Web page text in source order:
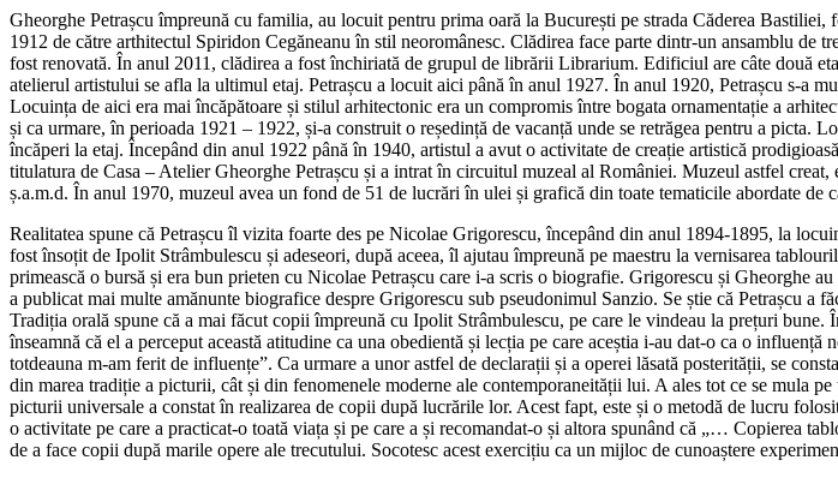
Gheorghe Petrașcu împreună cu familia, au locuit pentru prima oară la București pe strada Căderea
1912 de către arthitectul Spiridon Cegăneanu în stil neoromânesc. Clădirea face parte dintr-un ansamblu de
fost renovată. În anul 2011, clădirea a fost închiriată de grupul de librării Librarium. Edificiul are câte două
atelierul artistului se afla la ultimul etaj. Petrașcu a locuit aici până în anul 1927. În anul 1920, Petrașcu s-a
Locuința de aici era mai încăpătoare și stilul arhitectonic era un compromis între bogata ornamentație a
și ca urmare, în perioada 1921 – 1922, și-a construit o reședință de vacanță unde se retrăgea pentru a picta.
încăperi la etaj. Începând din anul 1922 până în 1940, artistul a avut o activitate de creație artistică
titulatura de Casa – Atelier Gheorghe Petrașcu și a intrat în circuitul muzeal al României. Muzeul astfel
ș.a.m.d. În anul 1970, muzeul avea un fond de 51 de lucrări în ulei și grafică din toate tematicile abordate
Realitatea spune că Petrașcu îl vizita foarte des pe Nicolae Grigorescu, începând din anul 1894-1895, la
fost însoțit de Ipolit Strâmbulescu și adeseori, după aceea, îl ajutau împreună pe maestru la vernisarea
primească o bursă și era bun prieten cu Nicolae Petrașcu care i-a scris o biografie. Grigorescu și Gheorghe
a publicat mai multe amănunte biografice despre Grigorescu sub pseudonimul Sanzio. Se știe că Petrașcu
Tradiția orală spune că a mai făcut copii împreună cu Ipolit Strâmbulescu, pe care le vindeau la prețuri
înseamnă că el a perceput această atitudine ca una obedientă și lecția pe care aceștia i-au dat-o ca o
totdeauna m-am ferit de influențe”. Ca urmare a unor astfel de declarații și a operei lăsată posterității, se
din marea tradiție a picturii, cât și din fenomenele moderne ale contemporaneității lui. A ales tot ce se mula
picturii universale a constat în realizarea de copii după lucrările lor. Acest fapt, este și o metodă de lucru
o activitate pe care a practicat-o toată viața și pe care a și recomandat-o și altora spunând că „… Copierea
de a face copii după marile opere ale trecutului. Socotesc acest exercițiu ca un mijloc de cunoaștere